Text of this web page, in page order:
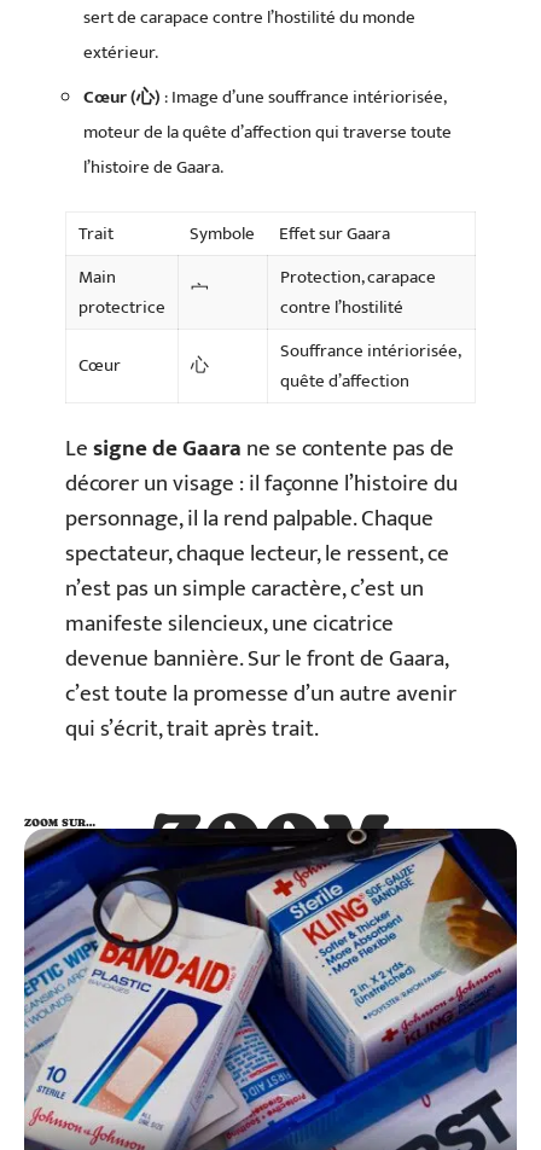
sert de carapace contre l’hostilité du monde
extérieur.
Cœur (心): Image d’une souffrance intériorisée,
moteur de la quête d’affection qui traverse toute
l’histoire de Gaara.
Trait Symbole
Effet sur Gaara
Main
protectrice
宀
Protection, carapace
contre l’hostilité
Cœur
心
Souffrance intériorisée,
quête d’affection
Lesigne de Gaarane se contente pas de
décorer un visage : il façonne l’histoire du
personnage, il la rend palpable. Chaque
spectateur, chaque lecteur, le ressent, ce
n’est pas un simple caractère, c’est un
manifeste silencieux, une cicatrice
devenue bannière. Sur le front de Gaara,
c’est toute la promesse d’un autre avenir
qui s’écrit, trait après trait.
ZOOM
SUR…
ZOOM SUR…